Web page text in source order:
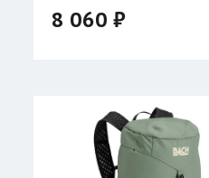
8 060 ₽